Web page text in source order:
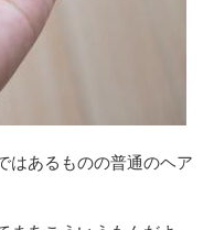
はあるものの普通のヘア